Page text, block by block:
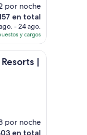
por noche
en total
- 24 ago.
y cargos
|
Collection
por noche
en total